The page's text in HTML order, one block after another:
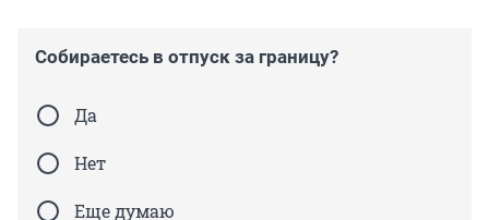
Собираетесь в отпуск за границу?
Да
Нет
Еще думаю